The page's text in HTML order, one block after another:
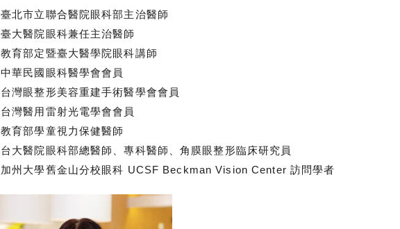
臺北市立聯合醫院眼科部主治醫師
臺大醫院眼科兼任主治醫師
教育部定暨臺大醫學院眼科講師
中華民國眼科醫學會會員
台灣眼整形美容重建手術醫學會會員
台灣醫用雷射光電學會會員
教育部學童視力保健醫師
台大醫院眼科部總醫師、專科醫師、角膜眼整形臨床研究員
加州大學舊金山分校眼科 UCSF Beckman Vision Center 訪問學者